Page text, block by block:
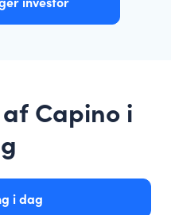
Capino i
i dag